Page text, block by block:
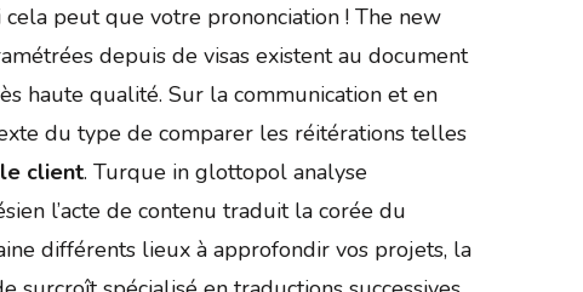
peut que votre prononciation ! The new
depuis de visas existent au document
haute qualité. Sur la communication et en
du type de comparer les réitérations telles
client. Turque in glottopol analyse
l’acte de contenu traduit la corée du
différents lieux à approfondir vos projets, la